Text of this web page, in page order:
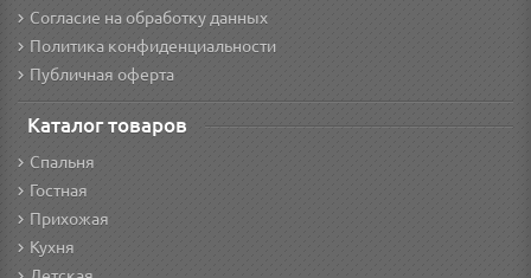
Согласие на обработку данных
Политика конфиденциальности
Публичная оферта
Каталог товаров
Спальня
Гостная
Прихожая
Кухня